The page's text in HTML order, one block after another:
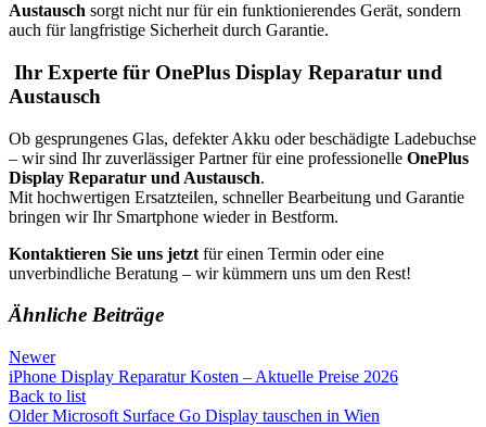
Austausch sorgt nicht nur für ein funktionierendes Gerät, sondern
auch für langfristige Sicherheit durch Garantie.
Ihr Experte für OnePlus Display Reparatur und
Austausch
Ob gesprungenes Glas, defekter Akku oder beschädigte Ladebuchse
– wir sind Ihr zuverlässiger Partner für eine professionelle OnePlus
Display Reparatur und Austausch.
Mit hochwertigen Ersatzteilen, schneller Bearbeitung und Garantie
bringen wir Ihr Smartphone wieder in Bestform.
Kontaktieren Sie uns jetzt für einen Termin oder eine
unverbindliche Beratung – wir kümmern uns um den Rest!
Ähnliche Beiträge
Newer
iPhone Display Reparatur Kosten – Aktuelle Preise 2026
Back to list
Older Microsoft Surface Go Display tauschen in Wien